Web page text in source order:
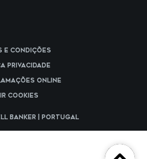
e Condições
Privacidade
online
cookies
Banker | Portugal